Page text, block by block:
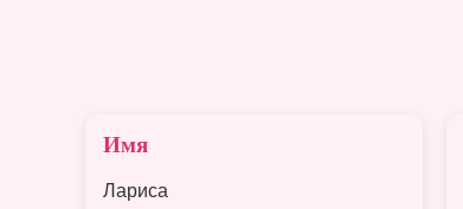
Имя
Лариса